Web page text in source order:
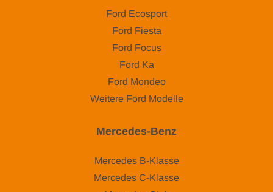
Ford Ecosport
Ford Fiesta
Ford Focus
Ford Ka
Ford Mondeo
Weitere Ford Modelle
Mercedes-Benz
Mercedes B-Klasse
Mercedes C-Klasse